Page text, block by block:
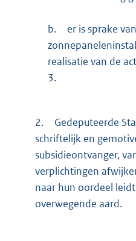
b.
er is sprake
realisatie van de
3.
2.
Gedeputeerde
schriftelijk en
subsidieontvanger,
verplichtingen
naar hun oordeel
overwegende aard.